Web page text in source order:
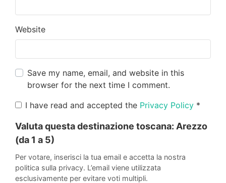
Website
Save my name, email, and website in this
browser for the next time I comment.
I have read and accepted the Privacy Policy *
Valuta questa destinazione toscana: Arezzo
(da 1 a 5)
Per votare, inserisci la tua email e accetta la nostra
politica sulla privacy. L’email viene utilizzata
esclusivamente per evitare voti multipli.